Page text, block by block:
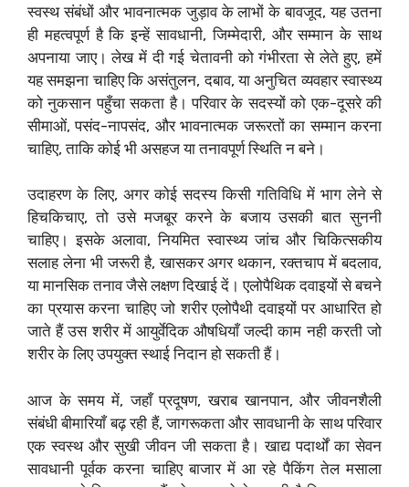
स्वस्थ संबंधों और भावनात्मक जुड़ाव के लाभों के बावजूद, यह उतना
ही महत्वपूर्ण है कि इन्हें सावधानी, जिम्मेदारी, और सम्मान के साथ
अपनाया जाए। लेख में दी गई चेतावनी को गंभीरता से लेते हुए, हमें
यह समझना चाहिए कि असंतुलन, दबाव, या अनुचित व्यवहार स्वास्थ्य
को नुकसान पहुँचा सकता है। परिवार के सदस्यों को एक-दूसरे की
सीमाओं, पसंद-नापसंद, और भावनात्मक जरूरतों का सम्मान करना
चाहिए, ताकि कोई भी असहज या तनावपूर्ण स्थिति न बने।
उदाहरण के लिए, अगर कोई सदस्य किसी गतिविधि में भाग लेने से
हिचकिचाए, तो उसे मजबूर करने के बजाय उसकी बात सुननी
चाहिए। इसके अलावा, नियमित स्वास्थ्य जांच और चिकित्सकीय
सलाह लेना भी जरूरी है, खासकर अगर थकान, रक्तचाप में बदलाव,
या मानसिक तनाव जैसे लक्षण दिखाई दें। एलोपैथिक दवाइयों से बचने
का प्रयास करना चाहिए जो शरीर एलोपैथी दवाइयों पर आधारित हो
जाते हैं उस शरीर में आयुर्वेदिक औषधियाँ जल्दी काम नही करती जो
शरीर के लिए उपयुक्त स्थाई निदान हो सकती हैं।
आज के समय में, जहाँ प्रदूषण, खराब खानपान, और जीवनशैली
संबंधी बीमारियाँ बढ़ रही हैं, जागरूकता और सावधानी के साथ परिवार
एक स्वस्थ और सुखी जीवन जी सकता है। खाद्य पदार्थों का सेवन
सावधानी पूर्वक करना चाहिए बाजार में आ रहे पैकिंग तेल मसाला